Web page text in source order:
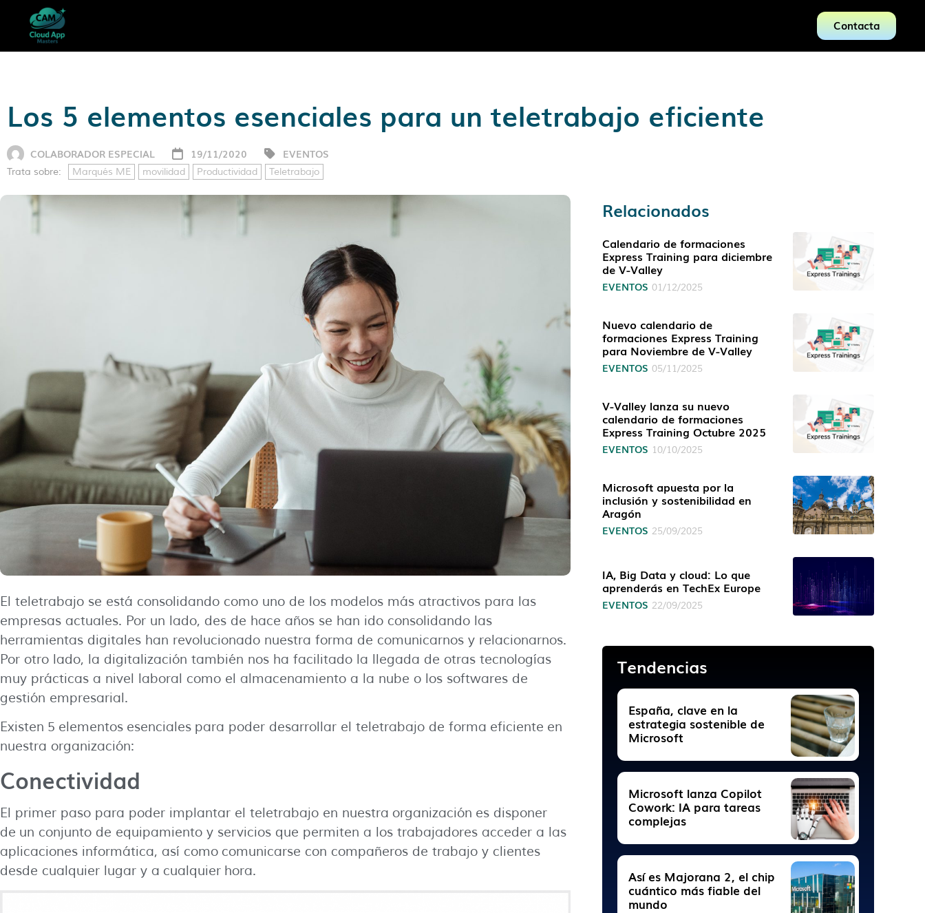
Contacta
Los 5 elementos esenciales para un teletrabajo eficiente
COLABORADOR ESPECIAL 19/11/2020 EVENTOS
Trata sobre: Marqués ME movilidad Productividad Teletrabajo
El teletrabajo se está consolidando como uno de los modelos más atractivos para las
empresas actuales. Por un lado, des de hace años se han ido consolidando las
herramientas digitales han revolucionado nuestra forma de comunicarnos y relacionarnos.
Por otro lado, la digitalización también nos ha facilitado la llegada de otras tecnologías
muy prácticas a nivel laboral como el almacenamiento a la nube o los softwares de
gestión empresarial.
Existen 5 elementos esenciales para poder desarrollar el teletrabajo de forma eficiente en
nuestra organización:
Conectividad
El primer paso para poder implantar el teletrabajo en nuestra organización es disponer
de un conjunto de equipamiento y servicios que permiten a los trabajadores acceder a las
aplicaciones informática, así como comunicarse con compañeros de trabajo y clientes
desde cualquier lugar y a cualquier hora.
Relacionados
Calendario de formaciones
Express Training para diciembre
de V-Valley
EVENTOS 01/12/2025
Nuevo calendario de
formaciones Express Training
para Noviembre de V-Valley
EVENTOS 05/11/2025
V-Valley lanza su nuevo
calendario de formaciones
Express Training Octubre 2025
EVENTOS 10/10/2025
Microsoft apuesta por la
inclusión y sostenibilidad en
Aragón
EVENTOS 25/09/2025
IA, Big Data y cloud: Lo que
aprenderás en TechEx Europe
EVENTOS 22/09/2025
Tendencias
España, clave en la
estrategia sostenible de
Microsoft
Microsoft lanza Copilot
Cowork: IA para tareas
complejas
Así es Majorana 2, el chip
cuántico más fiable del
mundo